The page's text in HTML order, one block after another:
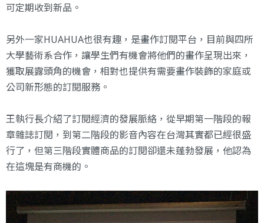
可定期收到新品。
另外一家HUAHUA也很有趣，是畫作訂閱平台，目前與四所
大學藝術系合作，讓學生們有機會將他們的畫作呈現出來，
獲取展露頭角的機會，相對也提供有需要畫作裝飾的家庭或
公司新形態的訂閱服務。
王執行長介紹了訂閱經濟的發展脈絡，從早期第一階段的報
章雜誌訂閱，到第二階段的影音內容在台灣其實都已經很盛
行了，但第三階段實體商品的訂閱卻還未蓬勃發展，他認為
在這塊是有商機的。